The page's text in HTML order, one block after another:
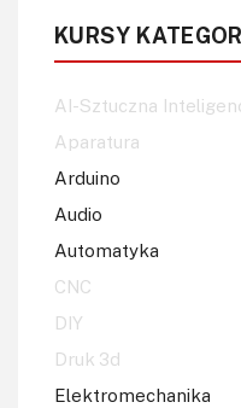
KURSY
AI-Sztuczna
Aparatura
Arduino
Audio
Automatyka
CNC
DIY
Druk 3d
Elektromechanika